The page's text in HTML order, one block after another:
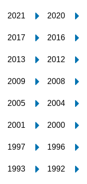
2021 2020
2017 2016
2013 2012
2009 2008
2005 2004
2001 2000
1997 1996
1993 1992